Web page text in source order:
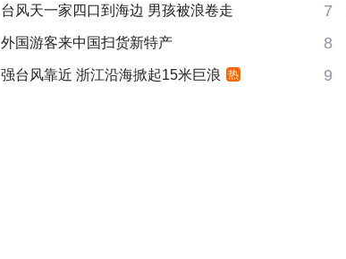
台风天一家四口到海边 男孩被浪卷走 7
外国游客来中国扫货新特产 8
强台风靠近 浙江沿海掀起15米巨浪 热 9